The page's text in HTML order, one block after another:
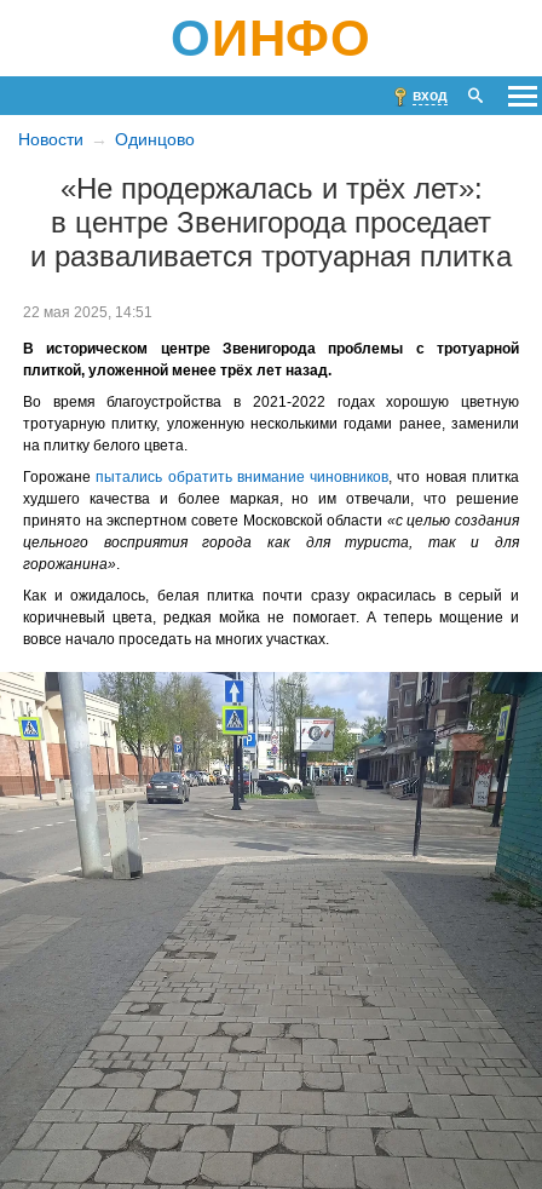
ОИНФО
вход
Новости Одинцово
«Не продержалась и трёх лет»:
в центре Звенигорода проседает
и разваливается тротуарная плитка
22 мая 2025, 14:51
В историческом центре Звенигорода проблемы с тротуарной
плиткой, уложенной менее трёх лет назад.
Во время благоустройства в 2021-2022 годах хорошую цветную
тротуарную плитку, уложенную несколькими годами ранее, заменили
на плитку белого цвета.
Горожанепытались обратить внимание чиновников , что новая плитка
худшего качества и более маркая, но им отвечали, что решение
принято на экспертном совете Московской области «с целью создания
цельного восприятия города как для туриста, так и для
горожанина»
Как и ожидалось, белая плитка почти сразу окрасилась в серый и
коричневый цвета, редкая мойка не помогает. А теперь мощение и
вовсе начало проседать на многих участках.